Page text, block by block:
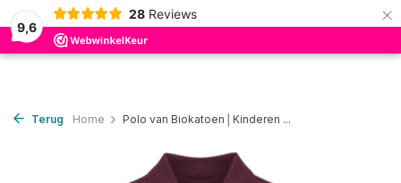
9,6
28 Reviews ×
0
Terug Home Polo van Biokatoen│Kinderen ...